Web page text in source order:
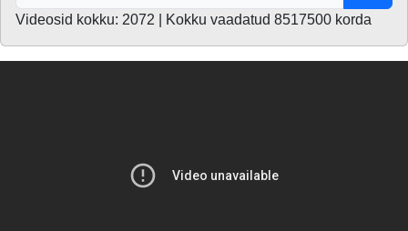
Videosid kokku: 2072 | Kokku vaadatud 8517500 korda